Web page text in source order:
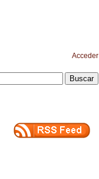
Acceder